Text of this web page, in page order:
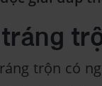
trộn có